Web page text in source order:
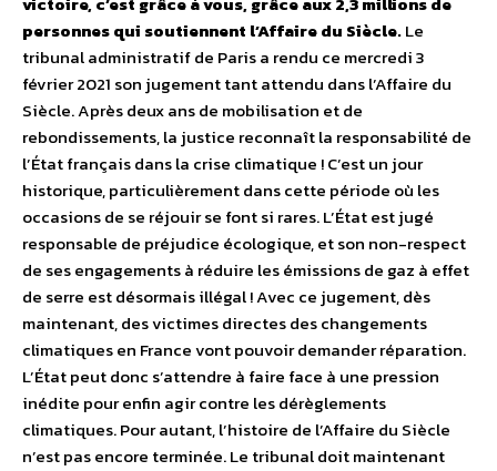
personnes qui soutiennent l’Affaire du Siècle.Le
tribunal administratif de Paris a rendu ce mercredi 3
février 2021 son jugement tant attendu dans l’Affaire du
Siècle. Après deux ans de mobilisation et de
rebondissements, la justice reconnaît la responsabilité de
l’État français dans la crise climatique ! C’est un jour
historique, particulièrement dans cette période où les
occasions de se réjouir se font si rares. L’État est jugé
responsable de préjudice écologique, et son non-respect
de ses engagements à réduire les émissions de gaz à effet
de serre est désormais illégal ! Avec ce jugement, dès
maintenant, des victimes directes des changements
climatiques en France vont pouvoir demander réparation.
L’État peut donc s’attendre à faire face à une pression
inédite pour enfin agir contre les dérèglements
climatiques. Pour autant, l’histoire de l’Affaire du Siècle
n’est pas encore terminée. Le tribunal doit maintenant